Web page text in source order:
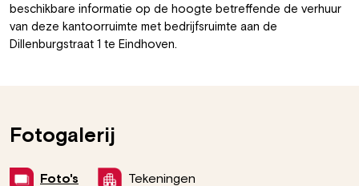
beschikbare informatie op de hoogte betreffende de verhuur
van deze kantoorruimte met bedrijfsruimte aan de
Dillenburgstraat 1 te Eindhoven.
Fotogalerij
Foto's Tekeningen